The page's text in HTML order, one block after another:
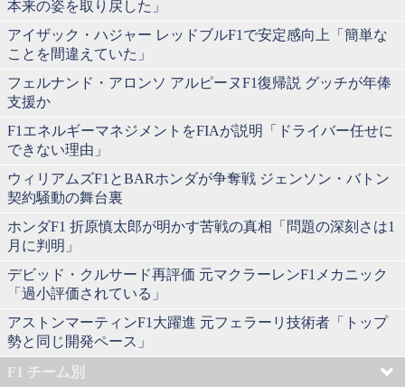
本来の姿を取り戻した」
アイザック・ハジャー レッドブルF1で安定感向上「簡単な
ことを間違えていた」
フェルナンド・アロンソ アルピーヌF1復帰説 グッチが年俸
支援か
F1エネルギーマネジメントをFIAが説明「ドライバー任せに
できない理由」
ウィリアムズF1とBARホンダが争奪戦 ジェンソン・バトン
契約騒動の舞台裏
ホンダF1 折原慎太郎が明かす苦戦の真相「問題の深刻さは1
月に判明」
デビッド・クルサード再評価 元マクラーレンF1メカニック
「過小評価されている」
アストンマーティンF1大躍進 元フェラーリ技術者「トップ
勢と同じ開発ペース」
F1 チーム別